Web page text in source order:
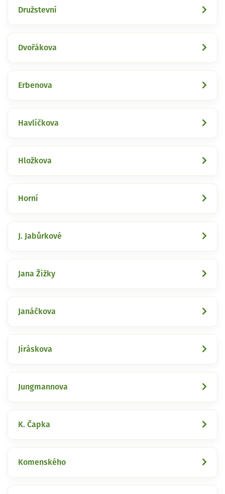
Družstevní
Dvořákova
Erbenova
Havlíčkova
Hložkova
Horní
J. Jabůrkové
Jana Žižky
Janáčkova
Jiráskova
Jungmannova
K. Čapka
Komenského